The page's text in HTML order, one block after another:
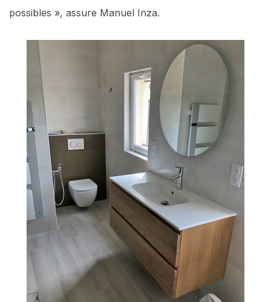
possibles », assure Manuel Inza.